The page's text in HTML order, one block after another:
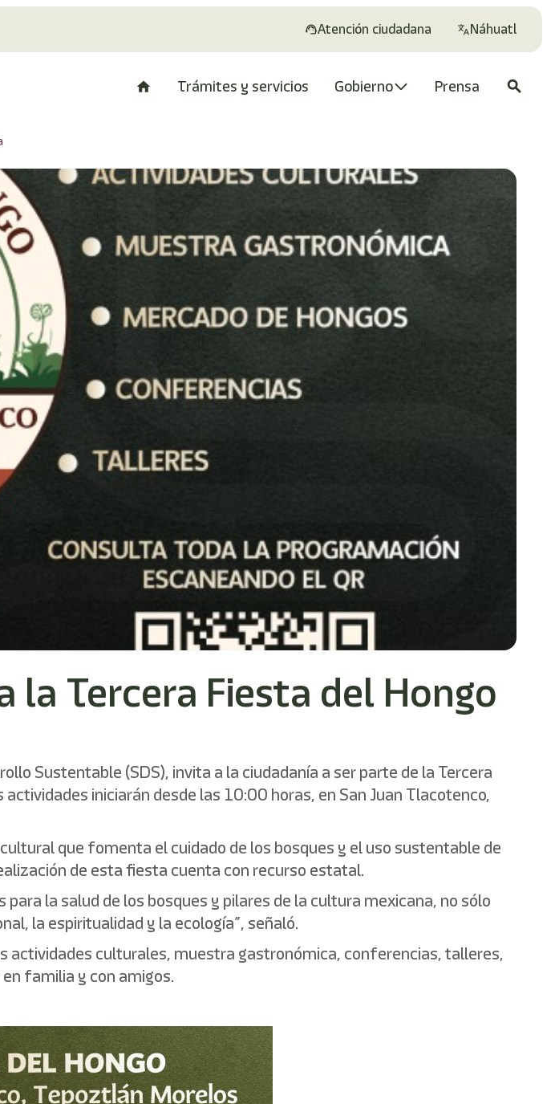
Atención ciudadana Náhuatl
Trámites y servicios Gobierno Prensa search
Tercera Fiesta del Hongo
Sustentable (SDS), invita a la ciudadanía a ser parte de la Tercera
iniciarán desde las 10:00 horas, en San Juan Tlacotenco,
que fomenta el cuidado de los bosques y el uso sustentable de
de esta fiesta cuenta con recurso estatal.
la salud de los bosques y pilares de la cultura mexicana, no sólo
la espiritualidad y la ecología”, señaló.
culturales, muestra gastronómica, conferencias, talleres,
familia y con amigos.